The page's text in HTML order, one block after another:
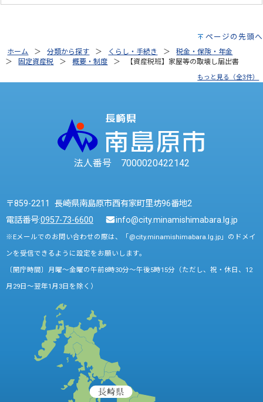
ページの先頭へ
ホーム 分類から探す くらし・手続き
税金・保険・年金
固定資産税
概要・制度 【資産税班】家屋等の取壊し届出書
もっと見る（全3件）
法人番号 7000020422142
〒859-2211 長崎県南島原市西有家町里坊96番地2
電話番号:0957-73-6600 info@city.minamishimabara.lg.jp
※Eメールでのお問い合わせの際は、「@city.minamishimabara.lg.jp」のドメイ
ンを受信できるように設定をお願いします。
〔開庁時間〕月曜～金曜の午前8時30分～午後5時15分（ただし、祝・休日、12
月29日～翌年1月3日を除く）